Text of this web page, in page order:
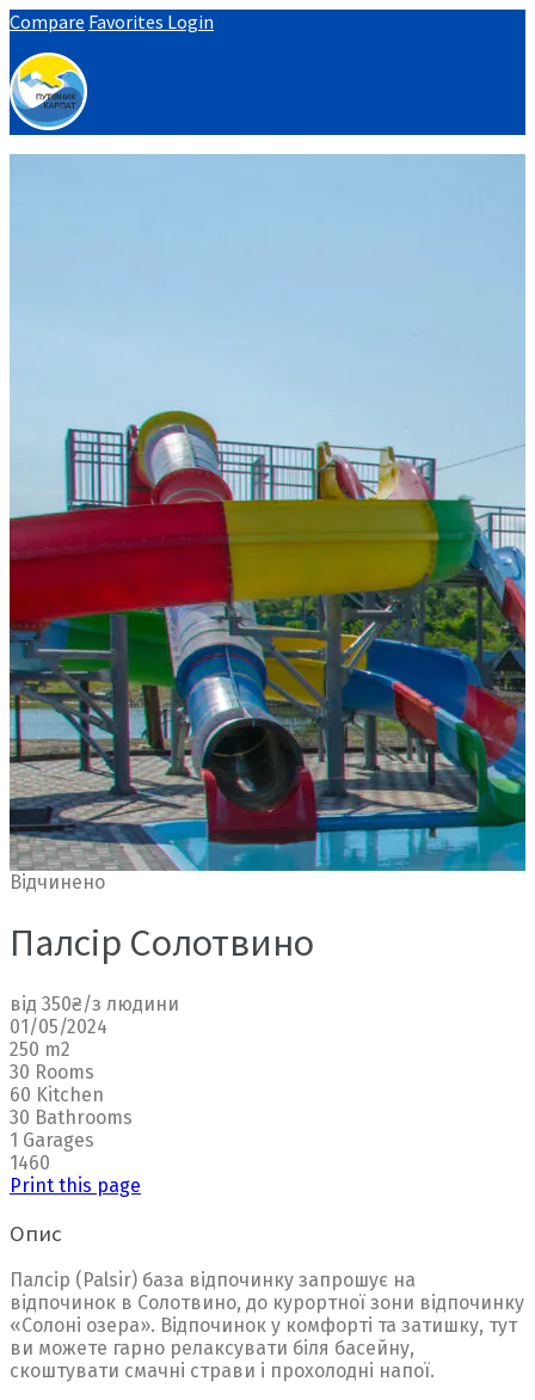
Compare Favorites Login
Відчинено
Палсір Солотвино
від 350₴/з людини
01/05/2024
250 m2
30 Rooms
60 Kitchen
30 Bathrooms
1 Garages
1460
Print this page
Опис
Палсір (Palsir) база відпочинку запрошує на
відпочинок в Солотвино, до курортної зони відпочинку
«Солоні озера». Відпочинок у комфорті та затишку, тут
ви можете гарно релаксувати біля басейну,
скоштувати смачні страви і прохолодні напої.